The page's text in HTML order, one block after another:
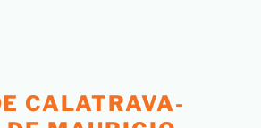
CALATRAVA-